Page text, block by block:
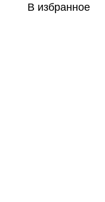
В избранное